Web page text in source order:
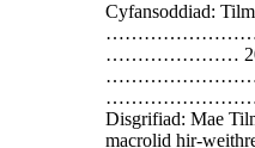
Cyfansoddiad:
…………………
Disgrifiad: Mae
macrolid hir-